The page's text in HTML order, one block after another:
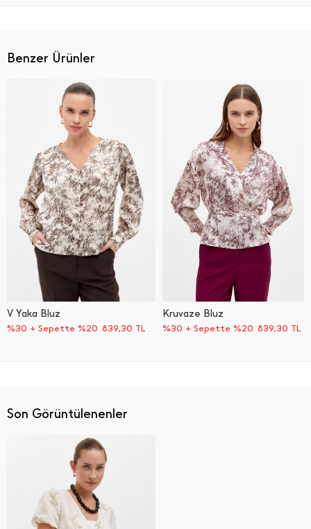
Benzer Ürünler
V Yaka Bluz
%30 + Sepette %20 839,30 TL
Kruvaze Bluz
%30 + Sepette %20 839,30 TL
Son Görüntülenenler